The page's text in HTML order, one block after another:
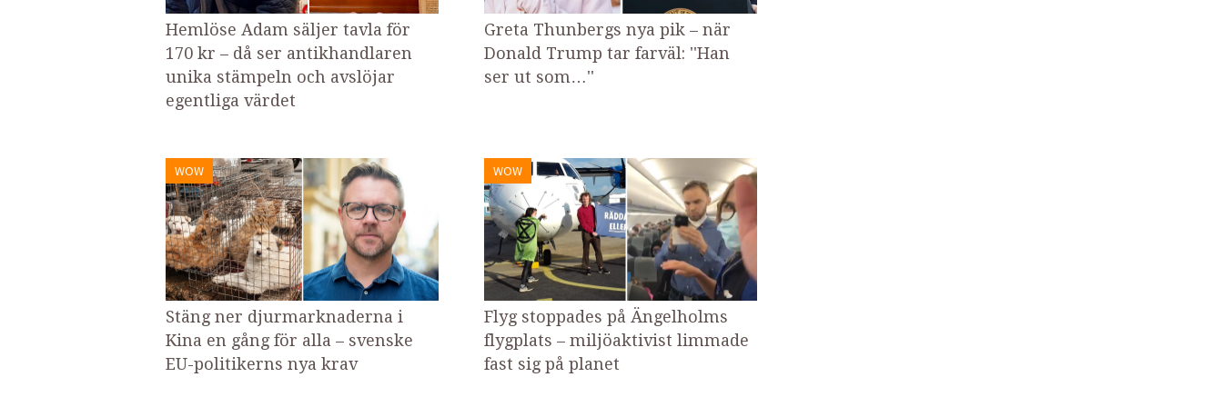
Hemlöse Adam säljer tavla för
170 kr – då ser antikhandlaren
unika stämpeln och avslöjar
egentliga värdet
Greta Thunbergs nya pik – när
Donald Trump tar farväl: ''Han
ser ut som…''
WOW
Stäng ner djurmarknaderna i
Kina en gång för alla – svenske
EU-politikerns nya krav
WOW
Flyg stoppades på Ängelholms
flygplats – miljöaktivist limmade
fast sig på planet